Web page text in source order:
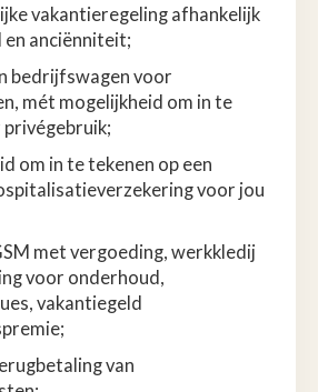
vakantieregeling afhankelijk
anciënniteit;
bedrijfswagen voor
mét mogelijkheid om in te
om in te tekenen op een
voor jou
met vergoeding, werkkledij
voor onderhoud,
vakantiegeld
van